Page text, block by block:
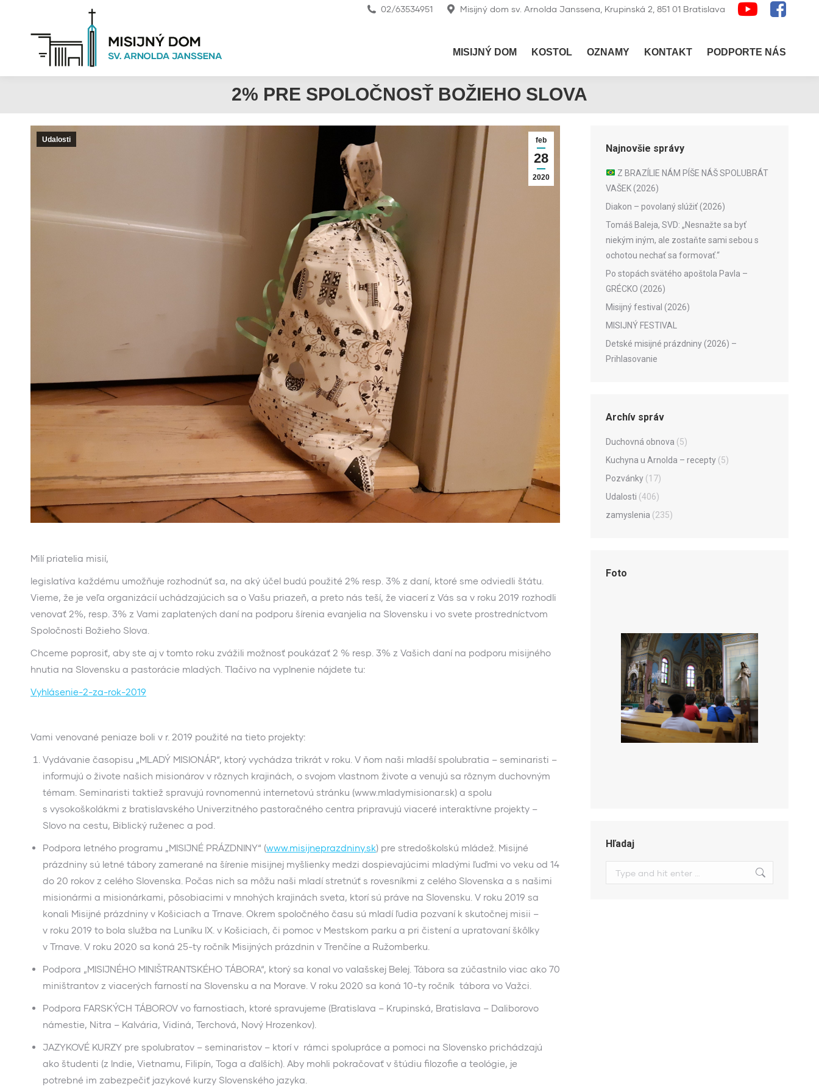
02/63534951 Misijný dom sv. Arnolda Janssena, Krupinská 2, 851 01 Bratislava
MISIJNÝ DOM KOSTOL OZNAMY KONTAKT PODPORTE NÁS
2% PRE SPOLOČNOSŤ BOŽIEHO SLOVA
feb
28
2020
Udalosti
Milí priatelia misií,
legislatíva každému umožňuje rozhodnúť sa, na aký účel budú použité 2% resp. 3% z daní, ktoré sme odviedli štátu.
Vieme, že je veľa organizácií uchádzajúcich sa o Vašu priazeň, a preto nás teší, že viacerí z Vás sa v roku 2019 rozhodli
venovať 2%, resp. 3% z Vami zaplatených daní na podporu šírenia evanjelia na Slovensku i vo svete prostredníctvom
Spoločnosti Božieho Slova.
Chceme poprosiť, aby ste aj v tomto roku zvážili možnosť poukázať 2 % resp. 3% z Vašich daní na podporu misijného
hnutia na Slovensku a pastorácie mladých. Tlačivo na vyplnenie nájdete tu:
Vyhlásenie-2-za-rok-2019
Vami venované peniaze boli v r. 2019 použité na tieto projekty:
Vydávanie časopisu „MLADÝ MISIONÁR“, ktorý vychádza trikrát v roku. V ňom naši mladší spolubratia – seminaristi –
informujú o živote našich misionárov v rôznych krajinách, o svojom vlastnom živote a venujú sa rôznym duchovným
témam. Seminaristi taktiež spravujú rovnomennú internetovú stránku (www.mladymisionar.sk) a spolu
s vysokoškolákmi z bratislavského Univerzitného pastoračného centra pripravujú viaceré interaktívne projekty –
Slovo na cestu, Biblický ruženec a pod.
Podpora letného programu „MISIJNÉ PRÁZDNINY“ (www.misijneprazdniny.sk) pre stredoškolskú mládež. Misijné
prázdniny sú letné tábory zamerané na šírenie misijnej myšlienky medzi dospievajúcimi mladými ľuďmi vo veku od 14
do 20 rokov z celého Slovenska. Počas nich sa môžu naši mladí stretnúť s rovesníkmi z celého Slovenska a s našimi
misionármi a misionárkami, pôsobiacimi v mnohých krajinách sveta, ktorí sú práve na Slovensku. V roku 2019 sa
konali Misijné prázdniny v Košiciach a Trnave. Okrem spoločného času sú mladí ľudia pozvaní k skutočnej misii –
v roku 2019 to bola služba na Luníku IX. v Košiciach, či pomoc v Mestskom parku a pri čistení a upratovaní škôlky
v Trnave. V roku 2020 sa koná 25-ty ročník Misijných prázdnin v Trenčíne a Ružomberku.
Podpora „MISIJNÉHO MINIŠTRANTSKÉHO TÁBORA“, ktorý sa konal vo valašskej Belej. Tábora sa zúčastnilo viac ako 70
miništrantov z viacerých farností na Slovensku a na Morave. V roku 2020 sa koná 10-ty ročník tábora vo Važci.
Podpora FARSKÝCH TÁBOROV vo farnostiach, ktoré spravujeme (Bratislava – Krupinská, Bratislava – Daliborovo
námestie, Nitra – Kalvária, Vidiná, Terchová, Nový Hrozenkov).
JAZYKOVÉ KURZY pre spolubratov – seminaristov – ktorí v rámci spolupráce a pomoci na Slovensko prichádzajú
ako študenti (z Indie, Vietnamu, Filipín, Toga a ďalších). Aby mohli pokračovať v štúdiu filozofie a teológie, je
potrebné im zabezpečiť jazykové kurzy Slovenského jazyka.
Najnovšie správy
Z BRAZÍLIE NÁM PÍŠE NÁŠ SPOLUBRÁT
VAŠEK (2026)
Diakon – povolaný slúžiť (2026)
Tomáš Baleja, SVD: „Nesnažte sa byť
niekým iným, ale zostaňte sami sebou s
ochotou nechať sa formovať.“
Po stopách svätého apoštola Pavla –
GRÉCKO (2026)
Misijný festival (2026)
MISIJNÝ FESTIVAL
Detské misijné prázdniny (2026) –
Prihlasovanie
Archív správ
Duchovná obnova (5)
Kuchyna u Arnolda – recepty (5)
Pozvánky (17)
Udalosti (406)
zamyslenia (235)
Foto
Hľadaj